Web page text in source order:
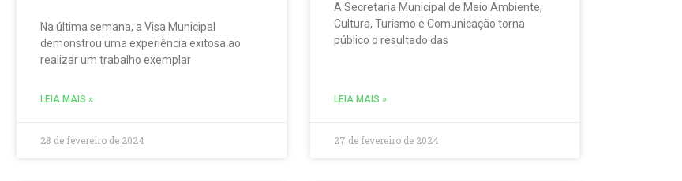
Na última semana, a Visa Municipal
demonstrou uma experiência exitosa ao
realizar um trabalho exemplar
LEIA MAIS »
28 de fevereiro de 2024
A Secretaria Municipal de Meio Ambiente,
Cultura, Turismo e Comunicação torna
público o resultado das
LEIA MAIS »
27 de fevereiro de 2024